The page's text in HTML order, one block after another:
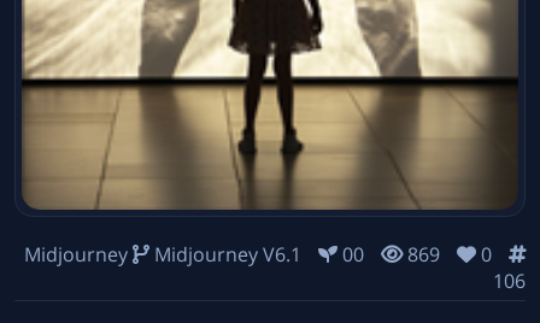
Midjourney Midjourney V6.1 00 869
0
106